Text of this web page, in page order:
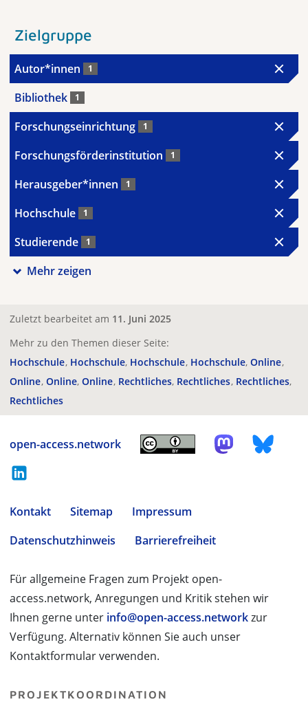
Zielgruppe
Autor*innen 1
Bibliothek 1
Forschungseinrichtung 1
Forschungsförderinstitution 1
Herausgeber*innen 1
Hochschule 1
Studierende 1
Mehr zeigen
Zuletzt bearbeitet am 11. Juni 2025
Mehr zu den Themen dieser Seite:
Hochschule Hochschule Hochschule Hochschule Online
Online Online Online Rechtliches Rechtliches Rechtliches
Rechtliches
open-access.network
Kontakt Sitemap
Impressum
Datenschutzhinweis
Barrierefreiheit
Für allgemeine Fragen zum Projekt open-
access.network, Anregungen und Kritik stehen wir
Ihnen gerne unter info@open-access.networkzur
Verfügung. Alternativ können Sie auch unser
Kontaktformular verwenden.
PROJEKTKOORDINATION